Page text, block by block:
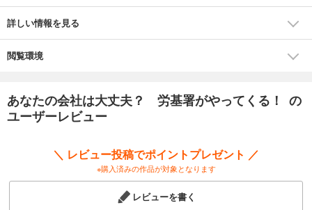
詳しい情報を見る
閲覧環境
あなたの会社は大丈夫？ 労基署がやってくる！ の
ユーザーレビュー
＼ レビュー投稿でポイントプレゼント ／
※購入済みの作品が対象となります
レビューを書く